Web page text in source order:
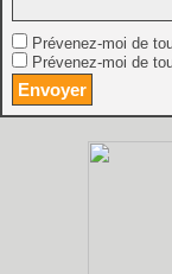
Prévenez-moi de
Prévenez-moi de